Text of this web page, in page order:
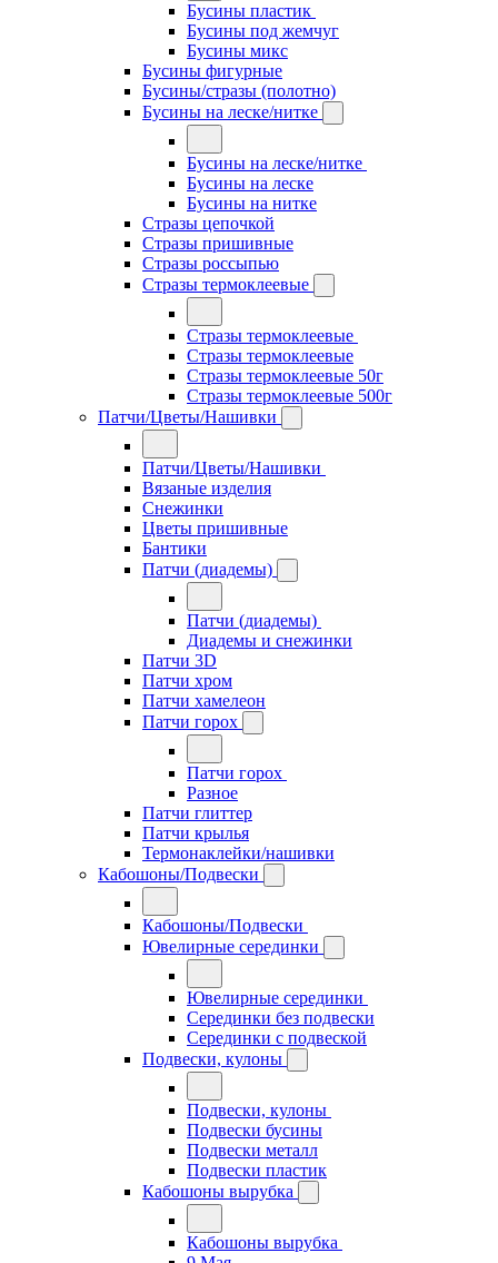
Бусины пластик
Бусины под жемчуг
Бусины микс
Бусины фигурные
Бусины/стразы (полотно)
Бусины на леске/нитке
Бусины на леске/нитке
Бусины на леске
Бусины на нитке
Стразы цепочкой
Стразы пришивные
Стразы россыпью
Стразы термоклеевые
Стразы термоклеевые
Стразы термоклеевые
Стразы термоклеевые 50г
Стразы термоклеевые 500г
Патчи/Цветы/Нашивки
Патчи/Цветы/Нашивки
Вязаные изделия
Снежинки
Цветы пришивные
Бантики
Патчи (диадемы)
Патчи (диадемы)
Диадемы и снежинки
Патчи 3D
Патчи хром
Патчи хамелеон
Патчи горох
Патчи горох
Разное
Патчи глиттер
Патчи крылья
Термонаклейки/нашивки
Кабошоны/Подвески
Кабошоны/Подвески
Ювелирные серединки
Ювелирные серединки
Серединки без подвески
Серединки с подвеской
Подвески, кулоны
Подвески, кулоны
Подвески бусины
Подвески металл
Подвески пластик
Кабошоны вырубка
Кабошоны вырубка